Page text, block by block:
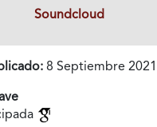
Soundcloud
8 Septiembre 2021